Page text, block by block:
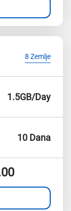
8 Zemlje
1.5GB/Day
10 Dana